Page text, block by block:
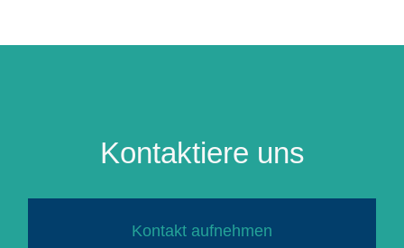
Kontaktiere uns
Kontakt aufnehmen